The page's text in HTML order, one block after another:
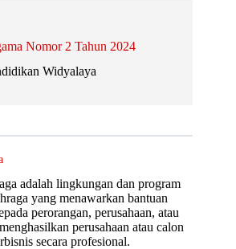
Nomor 2 Tahun 2024
Widyalaya
adalah lingkungan dan program
yang menawarkan bantuan
perorangan, perusahaan, atau
perusahaan atau calon
secara profesional.